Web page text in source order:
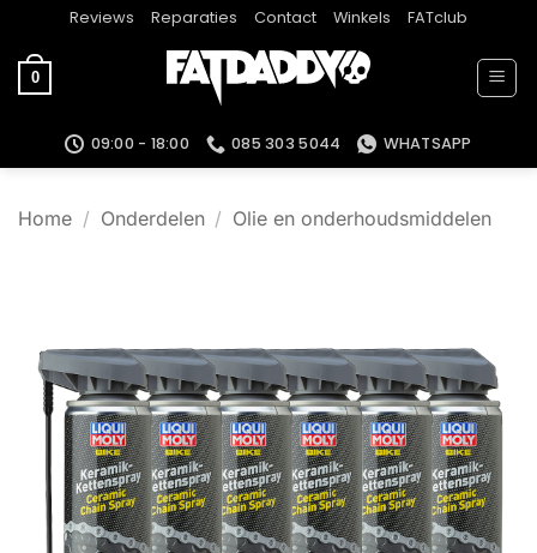
inhoud
Reviews Reparaties Contact Winkels FATclub
0
09:00 - 18:00 085 303 5044 WHATSAPP
Home / Onderdelen / Olie en onderhoudsmiddelen